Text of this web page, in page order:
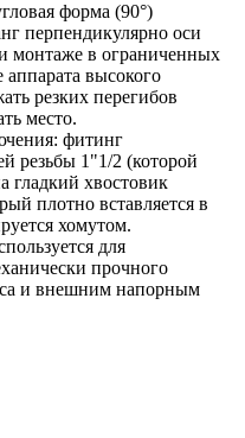
форма (90°)
перпендикулярно оси
монтаже в ограниченных
высокого
резких перегибов
место.
фитинг
резьбы 1"1/2 (которой
гладкий хвостовик
плотно вставляется в
хомутом.
для
прочного
и внешним напорным